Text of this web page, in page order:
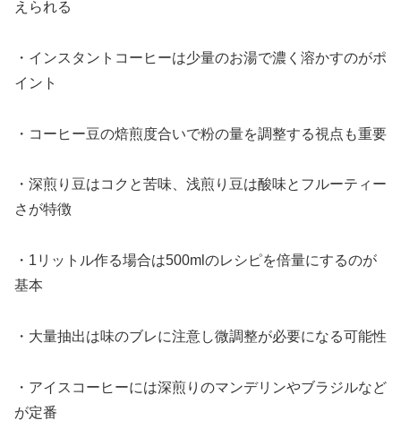
えられる
・インスタントコーヒーは少量のお湯で濃く溶かすのがポ
イント
・コーヒー豆の焙煎度合いで粉の量を調整する視点も重要
・深煎り豆はコクと苦味、浅煎り豆は酸味とフルーティー
さが特徴
・1リットル作る場合は500mlのレシピを倍量にするのが
基本
・大量抽出は味のブレに注意し微調整が必要になる可能性
・アイスコーヒーには深煎りのマンデリンやブラジルなど
が定番